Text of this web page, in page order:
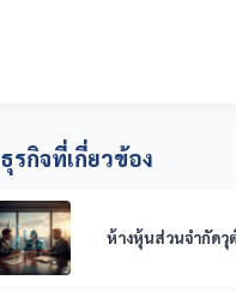
ธุรกิจที่เกี่ยวข้อง
ห้างหุ้นส่วนจำกัดวุ